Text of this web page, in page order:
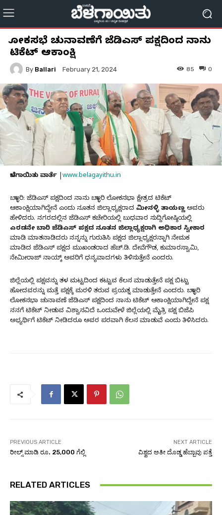
ಲೋಕಸಭೆ ಚುನಾವಣೆಗೆ ಜೆಡಿಎಸ್ ಪಕ್ಷದಿಂದ ನಾನು
ಟಿಕೆಟ್ ಆಕಾಂಕ್ಷಿ
By Ballari February 21, 2024 0
85
ಬೆಳಗಾಯಿತು ವಾರ್ತೆ www.belagayithu.in
ಬಳ್ಳಾರಿ: ಜೆಡಿಎಸ್ ಪಕ್ಷದಿಂದ ನಾನು ಬಳ್ಳಾರಿ ಲೋಕಸಭಾ ಕ್ಷೇತ್ರದ ಟಿಕೆಟ್
ಆಕಾಂಕ್ಷಿಯಾಗಿದ್ದೇನೆ ಎಂದು ನೂತನ ಜಿಲ್ಲಾಧ್ಯಕ್ಷರಾದ ಮೀನಳ್ಳಿ ತಾಯಣ್ಣಅವರು
ಹೇಳಿದರು. ನಗರದಲ್ಲಿನ ಜೆಡಿಎಸ್ ಕಚೇರಿಯಲ್ಲಿ ಬುಧವಾರ ಸುದ್ದಿಗೋಷ್ಠಿಯಲ್ಲಿ
ಎರಡನೇ ಬಾರಿ ಜೆಡಿಎಸ್ ಪಕ್ಷದ ನೂತನ ಜಿಲ್ಲಾಧ್ಯಕ್ಷರಾಗಿ ಅಧಿಕಾರ ಸ್ವೀಕಾರ
ಮಾಡಿ ಮಾತನಾಡಿದರು ನನ್ನನ್ನು ಗುರುತಿಸಿ ಪಕ್ಷದ ಜಿಲ್ಲಾಧ್ಯಕ್ಷರನ್ನಾಗಿ ನೇಮಕ
ಮಾಡಿದ ಜೆಡಿಎಸ್ ಪಕ್ಷದ ಮುಖಂಡರಾದ ಹೆಚ್.ಡಿ. ದೇವೆಗೌಡ, ಕುಮಾರಸ್ವಾಮಿ,
ನೇಮೀರಾಜ್ ನಾಯ್ಕ್ ಅವರಿಗೆ ಧನ್ಯವಾದಗಳು ತಿಳಿಸುತ್ತೇನೆ ಎಂದರು.
ಜಿಲ್ಲೆಯಲ್ಲಿ ಪಕ್ಷವನ್ನು ತಳ ಮಟ್ಟದಿಂದ ಕಟ್ಟುವ ಕೆಲಸ ಮಾಡುತ್ತೇನೆ ಪಕ್ಷ ಬಿಟ್ಟು
ಹೋದವರನ್ನು ಮತ್ತೆ ಪಕ್ಷಕ್ಕೆ ಮರಳಿ ತರುವ ಪ್ರಯತ್ನ ಮಾಡುತ್ತೇನೆ ಎಂದರು. ಬಳ್ಳಾರಿ
ಲೋಕಸಭಾ ಚುನಾವಣೆ ಜೆಡಿಎಸ್ ಪಕ್ಷದಿಂದ ನಾನು ಟಿಕೆಟ್ ಆಕಾಂಕ್ಷಿಯಾಗಿದ್ದೇನೆ ಪಕ್ಷ
ನನಗೆ ಟಿಕೆಟ್ ನೀಡುವ ವಿಶ್ವಾಸವಿದೆ ಒಂದುವೇಳೆ ಜಿಲ್ಲೆಯಲ್ಲಿ ಮೈತ್ರಿ ಪಕ್ಷ ಬಿಜೆಪಿ
ಅಭ್ಯರ್ಥಿಗೆ ಟಿಕೆಟ್ ನೀಡಿದರೂ ಅವರ ಪರವಾಗಿ ಕೆಲಸ ಮಾಡುವೆ ಎಂದು ತಿಳಿಸಿದರು.
PREVIOUS ARTICLE
ರೀಲ್ಸ್‌ ಮಾಡಿ ರೂ. 25,000 ಗೆಲ್ಲಿ
NEXT ARTICLE
ವಿಶ್ವದ ಅತೀ ದೊಡ್ಡ ಹೆಬ್ಬಾವು ಪತ್ತೆ
RELATED ARTICLES